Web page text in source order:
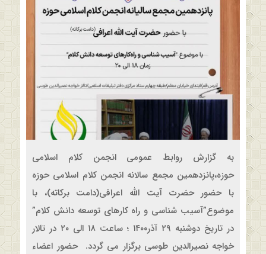
به گزارش روابط عمومی انجمن کلام اسلامی
حوزه،پانزدهمین مجمع سالانه انجمن کلام اسلامی حوزه
با حضور حضرت آیت الله اعرافی(دامت برکاته)، با
موضوع”آسیب شناسی و راه کارهای توسعه دانش کلام”
در تاریخ دوشنبه ۲۹ آذر۱۴۰۰ ؛ ساعت ۱۸ الی ۲۰ در تالار
خواجه نصیرالدین طوسی برگزار می گردد. حضور اعضاء